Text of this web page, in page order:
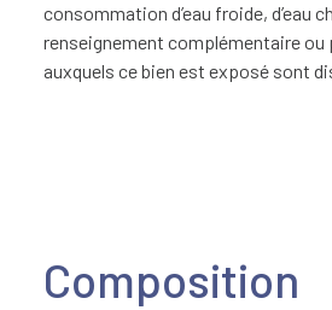
consommation d’eau froide,
renseignement complémentaire ou
auxquels ce bien est exposé sont
Composition